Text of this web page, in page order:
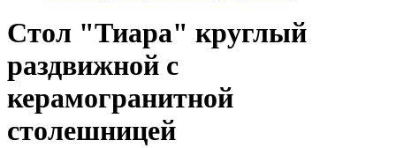
Стол "Тиара" круглый
раздвижной с
керамогранитной
столешницей